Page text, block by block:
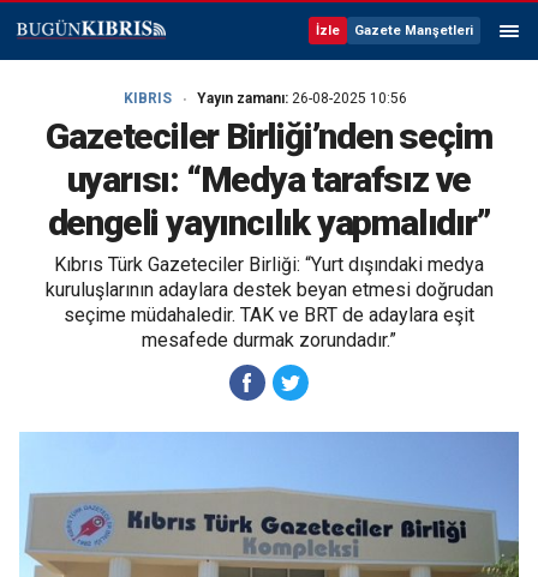
İzle Gazete Manşetleri
KIBRIS Yayın zamanı: 26-08-2025 10:56
Gazeteciler Birliği’nden seçim
uyarısı: “Medya tarafsız ve
dengeli yayıncılık yapmalıdır”
Kıbrıs Türk Gazeteciler Birliği: “Yurt dışındaki medya
kuruluşlarının adaylara destek beyan etmesi doğrudan
seçime müdahaledir. TAK ve BRT de adaylara eşit
mesafede durmak zorundadır.”